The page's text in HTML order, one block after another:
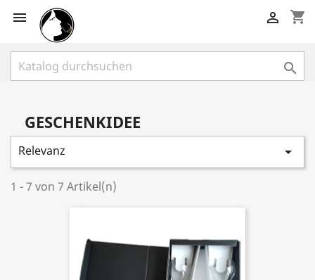
 shopping_cart


GESCHENKIDEE
Relevanz 
1 - 7 von 7 Artikel(n)